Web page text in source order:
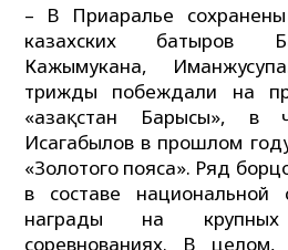
– В Приаралье
казахских батыров
Кажымукана,
трижды побеждали на
«Қазақстан Барысы», в
Исагабылов в прошлом
«Золотого пояса». Ряд
в составе национальной
награды на крупных
соревнованиях. В целом,